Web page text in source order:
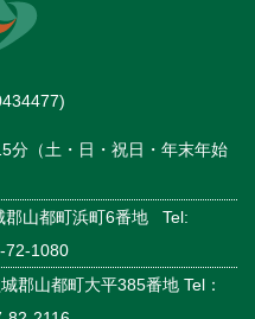
分（土・日・祝日・年末年始
山都町浜町6番地 Tel:
1080
山都町大平385番地 Tel：